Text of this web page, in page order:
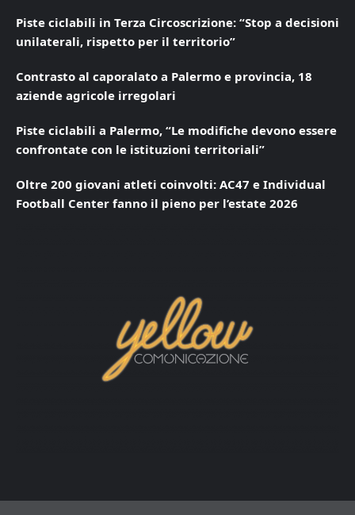
Piste ciclabili in Terza Circoscrizione: “Stop a decisioni
unilaterali, rispetto per il territorio”
Contrasto al caporalato a Palermo e provincia, 18
aziende agricole irregolari
Piste ciclabili a Palermo, “Le modifiche devono essere
confrontate con le istituzioni territoriali”
Oltre 200 giovani atleti coinvolti: AC47 e Individual
Football Center fanno il pieno per l’estate 2026